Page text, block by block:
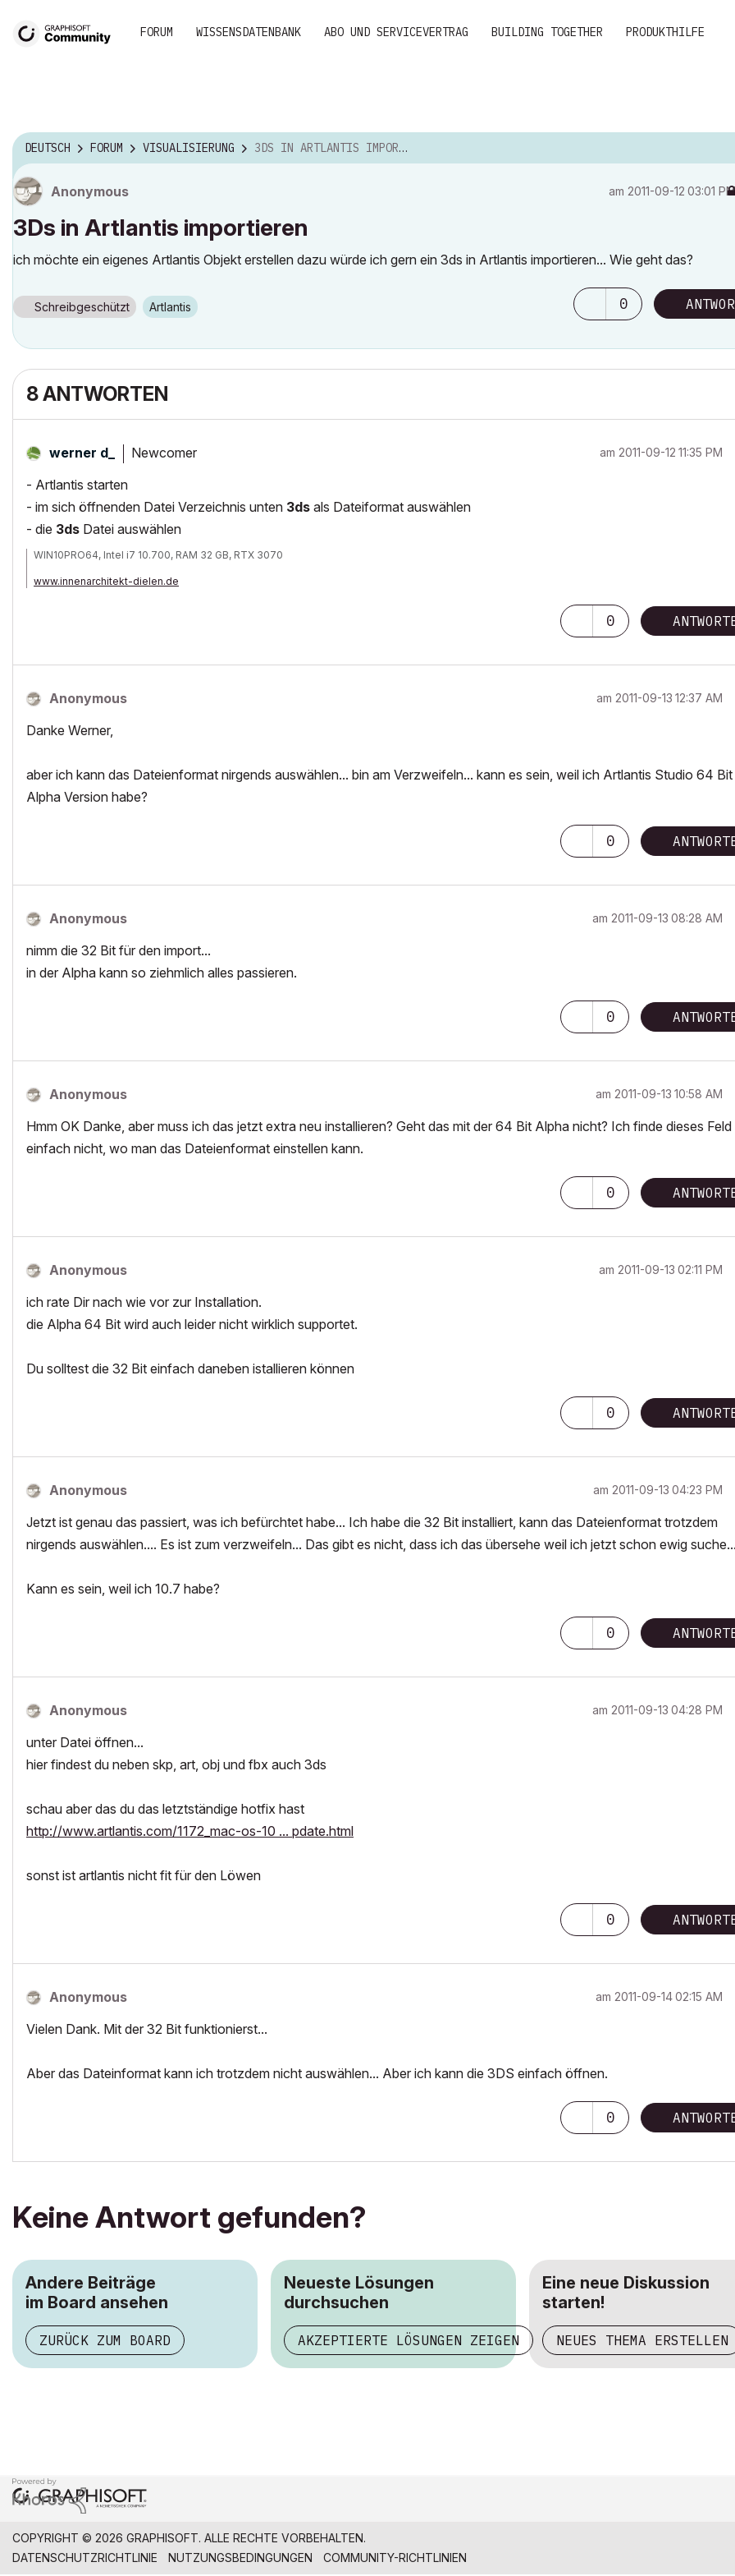
FORUM WISSENSDATENBANK ABO UND SERVICEVERTRAG BUILDING TOGETHER PRODUKTHILFE
DEUTSCH FORUM VISUALISIERUNG 3DS IN ARTLANTIS IMPORTIEREN
Anonymous am ‎2011-09-12 03:01 PM
3Ds in Artlantis importieren
ich möchte ein eigenes Artlantis Objekt erstellen dazu würde ich gern ein 3ds in Artlantis importieren... Wie geht das?
Schreibgeschützt Artlantis 0
8 ANTWORTEN
werner d_ Newcomer am ‎2011-09-12 11:35 PM
- Artlantis starten
- im sich öffnenden Datei Verzeichnis unten 3ds als Dateiformat auswählen
- die 3ds Datei auswählen
WIN10PRO64, Intel i7 10.700, RAM 32 GB, RTX 3070
www.innenarchitekt-dielen.de
0
Anonymous am ‎2011-09-13 12:37 AM
Danke Werner,
aber ich kann das Dateienformat nirgends auswählen... bin am Verzweifeln... kann es sein, weil ich Artlantis Studio 64 Bit
Alpha Version habe?
0
Anonymous am ‎2011-09-13 08:28 AM
nimm die 32 Bit für den import...
in der Alpha kann so ziehmlich alles passieren.
0
Anonymous am ‎2011-09-13 10:58 AM
Hmm OK Danke, aber muss ich das jetzt extra neu installieren? Geht das mit der 64 Bit Alpha nicht? Ich finde dieses Feld
einfach nicht, wo man das Dateienformat einstellen kann.
0
Anonymous am ‎2011-09-13 02:11 PM
ich rate Dir nach wie vor zur Installation.
die Alpha 64 Bit wird auch leider nicht wirklich supportet.
Du solltest die 32 Bit einfach daneben istallieren können
0
Anonymous am ‎2011-09-13 04:23 PM
Jetzt ist genau das passiert, was ich befürchtet habe... Ich habe die 32 Bit installiert, kann das Dateienformat trotzdem
nirgends auswählen.... Es ist zum verzweifeln... Das gibt es nicht, dass ich das übersehe weil ich jetzt schon ewig suche...
Kann es sein, weil ich 10.7 habe?
0
Anonymous am ‎2011-09-13 04:28 PM
unter Datei öffnen...
hier findest du neben skp, art, obj und fbx auch 3ds
schau aber das du das letztständige hotfix hast
http://www.artlantis.com/1172_mac-os-10 ... pdate.html
sonst ist artlantis nicht fit für den Löwen
0
Anonymous am ‎2011-09-1402:15 AM
Vielen Dank. Mit der 32 Bit funktionierst...
Aber das Dateinformat kann ich trotzdem nicht auswählen... Aber ich kann die 3DS einfach öffnen.
0
Keine Antwort gefunden?
Andere Beiträge
im Board ansehen
ZURÜCK ZUM BOARD
Neueste Lösungen
durchsuchen
AKZEPTIERTE LÖSUNGEN ZEIGEN
Eine neue Diskussion
starten!
NEUES THEMA ERSTELLEN
COPYRIGHT © 2026 GRAPHISOFT. ALLE RECHTE VORBEHALTEN.
DATENSCHUTZRICHTLINIE
NUTZUNGSBEDINGUNGEN COMMUNITY-RICHTLINIEN